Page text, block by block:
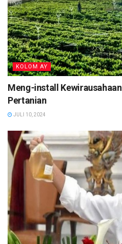
KOLOM AY
Meng-install
Pertanian
JULI 10, 2024